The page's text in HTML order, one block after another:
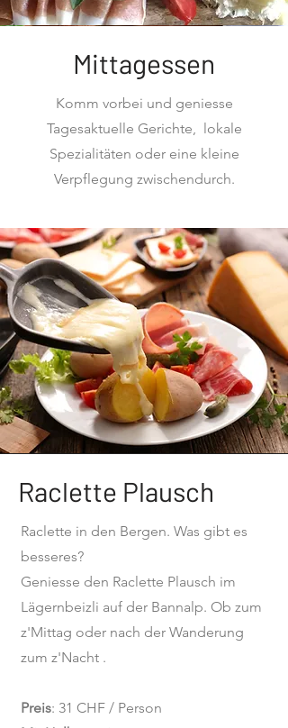
Mittagessen
Komm vorbei und geniesse
Tagesaktuelle Gerichte, lokale
Spezialitäten oder eine kleine
Verpflegung zwischendurch.
Raclette Plausch
Raclette in den Bergen. Was gibt es
besseres?
Geniesse den Raclette Plausch im
Lägernbeizli auf der Bannalp. Ob zum
z'Mittag oder nach der Wanderung
zum z'Nacht .
Preis: 31 CHF / Person